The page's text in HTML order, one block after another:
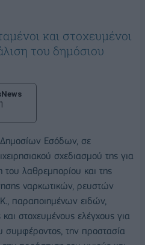
και στοχευμένοι
του δημόσιου
Εσόδων, σε
σχεδιασμού της για
του λαθρεμπορίου και της
ναρκωτικών, ρευστών
παραποιημένων ειδών,
και στοχευμένους ελέγχους για
συμφέροντος, την προστασία